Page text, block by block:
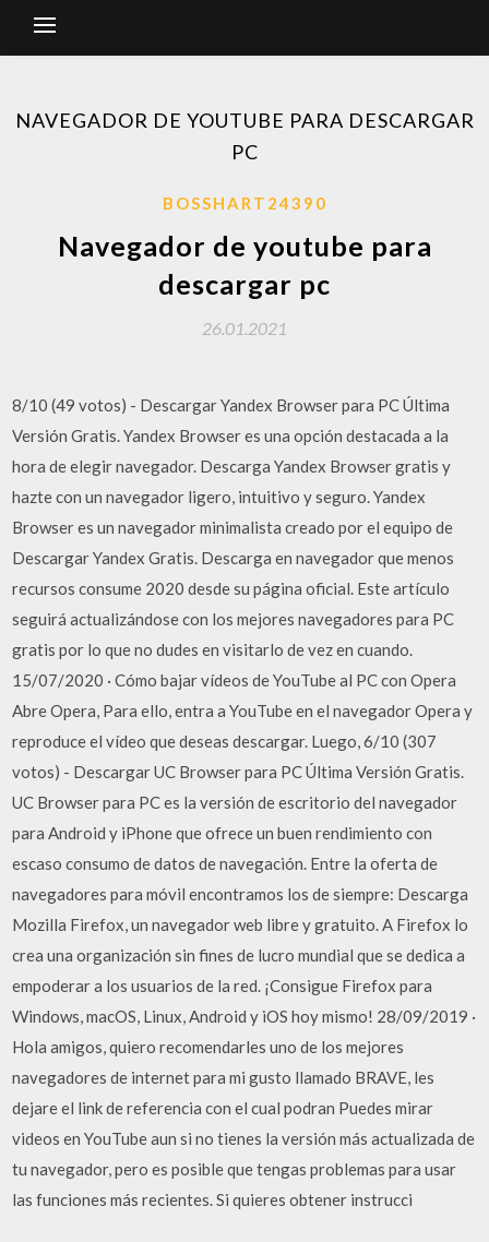
NAVEGADOR DE YOUTUBE PARA DESCARGAR
PC
BOSSHART24390
Navegador de youtube para
descargar pc
26.01.2021
8/10 (49 votos) - Descargar Yandex Browser para PC Última
Versión Gratis. Yandex Browser es una opción destacada a la
hora de elegir navegador. Descarga Yandex Browser gratis y
hazte con un navegador ligero, intuitivo y seguro. Yandex
Browser es un navegador minimalista creado por el equipo de
Descargar Yandex Gratis. Descarga en navegador que menos
recursos consume 2020 desde su página oficial. Este artículo
seguirá actualizándose con los mejores navegadores para PC
gratis por lo que no dudes en visitarlo de vez en cuando.
15/07/2020 · Cómo bajar vídeos de YouTube al PC con Opera
Abre Opera, Para ello, entra a YouTube en el navegador Opera y
reproduce el vídeo que deseas descargar. Luego, 6/10 (307
votos) - Descargar UC Browser para PC Última Versión Gratis.
UC Browser para PC es la versión de escritorio del navegador
para Android y iPhone que ofrece un buen rendimiento con
escaso consumo de datos de navegación. Entre la oferta de
navegadores para móvil encontramos los de siempre: Descarga
Mozilla Firefox, un navegador web libre y gratuito. A Firefox lo
crea una organización sin fines de lucro mundial que se dedica a
empoderar a los usuarios de la red. ¡Consigue Firefox para
Windows, macOS, Linux, Android y iOS hoy mismo! 28/09/2019 ·
Hola amigos, quiero recomendarles uno de los mejores
navegadores de internet para mi gusto llamado BRAVE, les
dejare el link de referencia con el cual podran Puedes mirar
videos en YouTube aun si no tienes la versión más actualizada de
tu navegador, pero es posible que tengas problemas para usar
las funciones más recientes. Si quieres obtener instrucci